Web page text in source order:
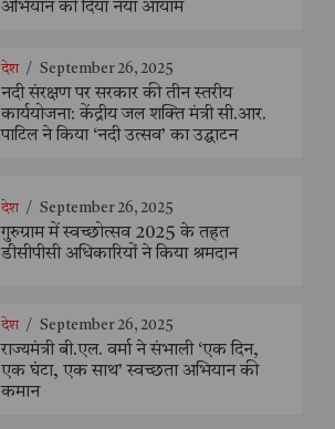
अभियान को दिया नया आयाम
देश / September 26, 2025
नदी संरक्षण पर सरकार की तीन स्तरीय
कार्ययोजना: केंद्रीय जल शक्ति मंत्री सी.आर.
पाटिल ने किया ‘नदी उत्सव’ का उद्घाटन
देश / September 26, 2025
गुरुग्राम में स्वच्छोत्सव 2025 के तहत
डीसीपीसी अधिकारियों ने किया श्रमदान
देश / September 26, 2025
राज्यमंत्री बी.एल. वर्मा ने संभाली ‘एक दिन,
एक घंटा, एक साथ’ स्वच्छता अभियान की
कमान